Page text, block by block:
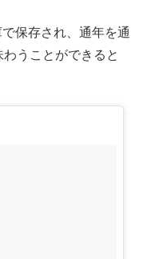
保存され、通年を通
うことができると